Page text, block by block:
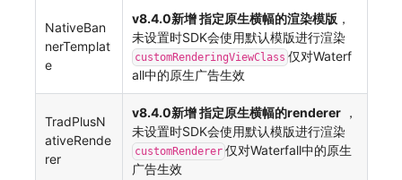
NativeBan
nerTemplat
e
v8.4.0新增 指定原生横幅的渲染模版 ，
未设置时SDK会使用默认模版进行渲染
customRenderingViewClass 仅对Waterf
all中的原生广告生效
TradPlusN
ativeRende
rer
v8.4.0新增 指定原生横幅的renderer ，
未设置时SDK会使用默认模版进行渲染
customRenderer仅对Waterfall中的原生
广告生效